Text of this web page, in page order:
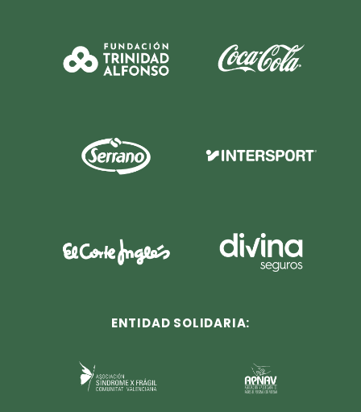
ENTIDAD SOLIDARIA: